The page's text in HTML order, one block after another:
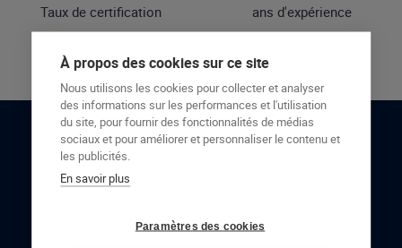
Taux de certification ans d'expérience
RESTONS EN CONTACT
À propos des cookies sur ce site
Nous utilisons les cookies pour collecter et analyser
des informations sur les performances et l'utilisation
du site, pour fournir des fonctionnalités de médias
sociaux et pour améliorer et personnaliser le contenu et
les publicités.
En savoir plus
Paramètres des cookies